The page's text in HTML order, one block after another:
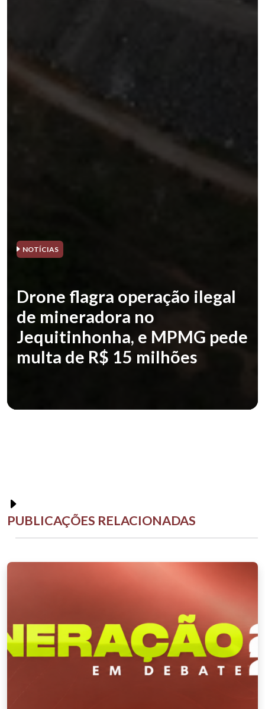
NOTÍCIAS
Drone flagra operação ilegal
de mineradora no
Jequitinhonha, e MPMG pede
multa de R$ 15 milhões
PUBLICAÇÕES RELACIONADAS